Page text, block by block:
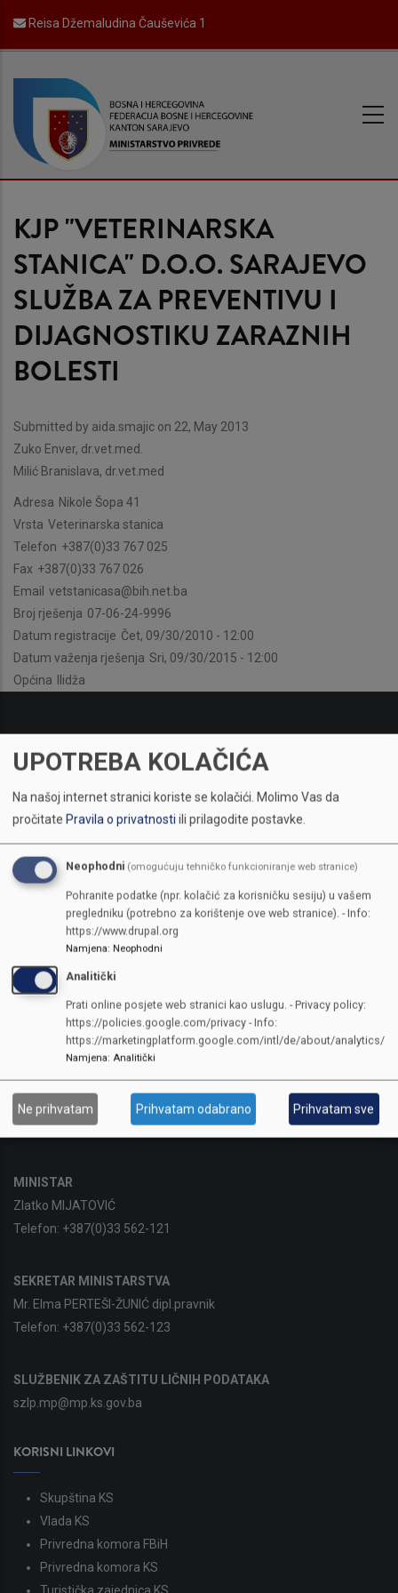
main
content
Reisa Džemaludina Čauševića 1
KJP "VETERINARSKA
STANICA" D.O.O. SARAJEVO
SLUŽBA ZA PREVENTIVU I
DIJAGNOSTIKU ZARAZNIH
BOLESTI
Submitted by aida.smajic on 22, May 2013
Zuko Enver, dr.vet.med.
Milić Branislava, dr.vet.med
Adresa Nikole Šopa 41
Vrsta Veterinarska stanica
Telefon +387(0)33 767 025
Fax +387(0)33 767 026
Email vetstanicasa@bih.net.ba
Broj rješenja 07-06-24-9996
Datum registracije Čet, 09/30/2010 - 12:00
Datum važenja rješenja Sri, 09/30/2015 - 12:00
Općina
Ilidža
Sarajevo, Reisa Džemaludina Čauševića 1
Telefon:+387(0)33 562-122
Fax:387(0)33 562-226
ID Broj:4200665710002
MINISTAR
Zlatko MIJATOVIĆ
Telefon: +387(0)33 562-121
SEKRETAR MINISTARSTVA
Mr. Elma PERTEŠI-ŽUNIĆ dipl.pravnik
Telefon: +387(0)33 562-123
SLUŽBENIK ZA ZAŠTITU LIČNIH PODATAKA
szlp.mp@mp.ks.gov.ba
KORISNI LINKOVI
Skupština KS
Vlada KS
Privredna komora FBiH
Privredna komora KS
UPOTREBA KOLAČIĆA
Na našoj internet stranici koriste se kolačići. Molimo Vas da
pročitate Pravila o privatnostiili prilagodite postavke.
Neophodni (omogućuju tehničko funkcioniranje web stranice)
Pohranite podatke (npr. kolačić za korisničku sesiju) u vašem
pregledniku (potrebno za korištenje ove web stranice). - Info:
https://www.drupal.org
Namjena: Neophodni
Analitički
Prati online posjete web stranici kao uslugu. - Privacy policy:
https://policies.google.com/privacy - Info:
https://marketingplatform.google.com/intl/de/about/analytics/
Namjena: Analitički
Ne prihvatam Prihvatam odabrano Prihvatam sve